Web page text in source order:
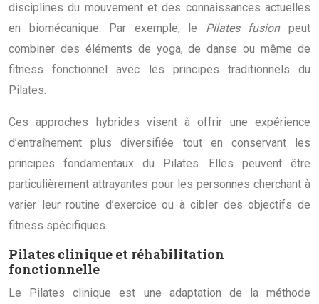
disciplines du mouvement et des connaissances actuelles
en biomécanique. Par exemple, le Pilates fusionpeut
combiner des éléments de yoga, de danse ou même de
fitness fonctionnel avec les principes traditionnels du
Pilates.
Ces approches hybrides visent à offrir une expérience
d’entraînement plus diversifiée tout en conservant les
principes fondamentaux du Pilates. Elles peuvent être
particulièrement attrayantes pour les personnes cherchant à
varier leur routine d’exercice ou à cibler des objectifs de
fitness spécifiques.
Pilates clinique et réhabilitation
fonctionnelle
Le Pilates clinique est une adaptation de la méthode